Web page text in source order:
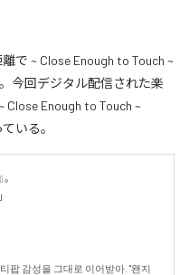
で ~ Close Enough to Touch ~
。今回デジタル配信された楽
Enough to Touch ~
いる。
팝 감성을 그대로 이어받아. "왠지